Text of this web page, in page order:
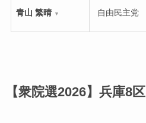
青山 繁晴 ▼ 自由民主党
【衆院選2026】兵庫8区